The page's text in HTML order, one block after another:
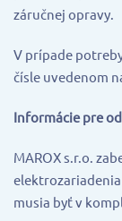
záručnej opravy.
V prípade
čísle uvedenom
Informácie pre
MAROX s.r.o.
musia byť v